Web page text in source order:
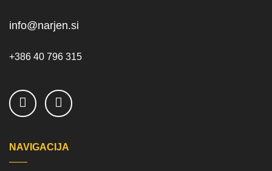
info@narjen.si
+386 40 796 315
NAVIGACIJA